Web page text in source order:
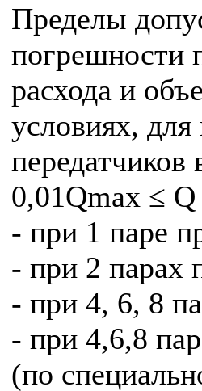
Пределы
погрешности
расхода и
условиях,
передатчиков
0,01Qmax ≤
- при 1 паре
- при 2 парах
- при 4, 6, 8
- при 4,6,8
(по